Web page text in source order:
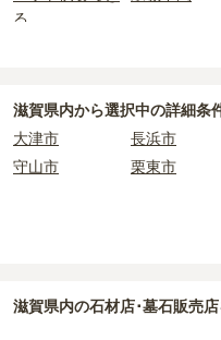
・納骨式の費用 ：お墓に遺骨
：お墓の管理
正確な費用は、区画や石材の
積もりを取るまで確定しませ
現地見学では、担当者に「提
価格の目安は、1名あたり5万
お墓を探すのがおすすめです。
る
永代供養墓
公営霊園
1人用区画あり
2人用区画あり
滋賀県内から選択中の詳細条
大津市
長浜市
守山市
栗東市
滋賀県内の石材店･墓石販売